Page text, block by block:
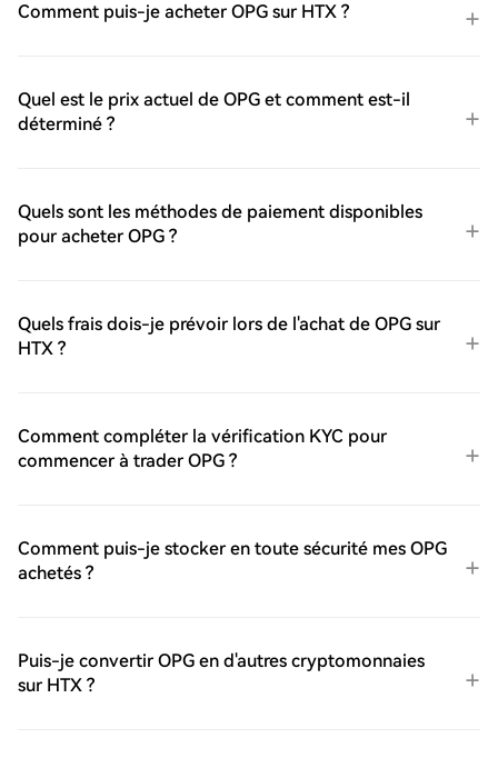
Comment puis-je acheter OPG sur HTX ?
Quel est le prix actuel de OPG et comment est-il
déterminé ?
Quels sont les méthodes de paiement disponibles
pour acheter OPG ?
Quels frais dois-je prévoir lors de l'achat de OPG sur
HTX ?
Comment compléter la vérification KYC pour
commencer à trader OPG ?
Comment puis-je stocker en toute sécurité mes OPG
achetés ?
Puis-je convertir OPG en d'autres cryptomonnaies
sur HTX ?